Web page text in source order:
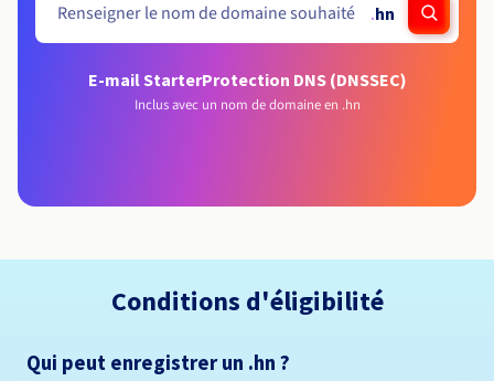
.hn
E-mail StarterProtection DNS (DNSSEC)
Inclus avec un nom de domaine en .hn
Conditions d'éligibilité
Qui peut enregistrer un .hn ?